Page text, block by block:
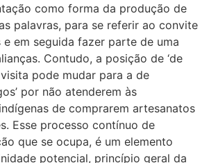
como forma da produção de
palavras, para se referir ao convite
em seguida fazer parte de uma
Contudo, a posição de ‘de
pode mudar para a de
por não atenderem às
de comprarem artesanatos
Esse processo contínuo de
que se ocupa, é um elemento
potencial, princípio geral da